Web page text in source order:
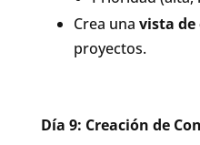
Crea una vista
proyectos.
Día 9: Creación de